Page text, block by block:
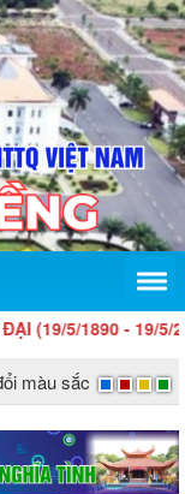
5/1890 - 19/5/
màu sắc